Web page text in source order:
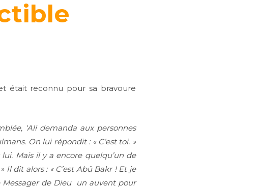
était reconnu pour sa bravoure
‘Ali demanda aux personnes
On lui répondit : « C’est toi. »
lui. Mais il y a encore quelqu’un de
Il dit alors : « C’est Abû Bakr ! Et je
Messager de Dieu un auvent pour